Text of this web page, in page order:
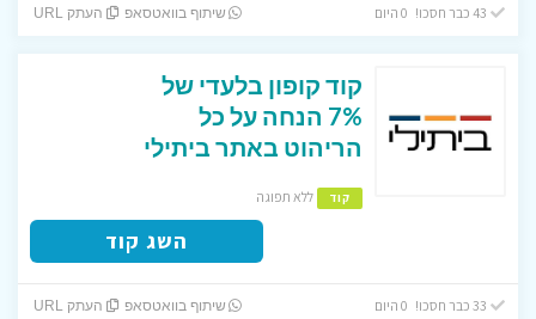
שיתוף בוואטסאפ העתק URL
קוד קופון בלעדי של
7% הנחה על כל
הריהוט באתר ביתילי
קוד ללא תפוגה
השג קוד
שיתוף בוואטסאפ העתק URL